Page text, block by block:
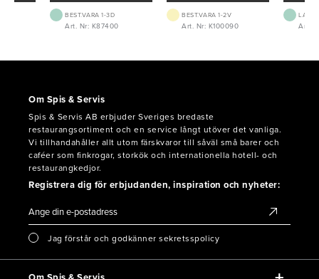
BEST.VARA 1-3D
Art. Nr: K87400
BEST.VARA 1-2V
Art. Nr: K100090 Art.
Om Spis & Servis
Spis & Servis AB erbjuder Sveriges bredaste
restaurangsortiment och en service långt utöver det vanliga.
Vi tillhandahåller allt utom färskvaror till såväl små barer och
caféer som finkrogar, storkök och internationella hotell- och
restaurangkedjor.
Registrera dig för erbjudanden, inspiration och nyheter:
Jag förstår och godkänner sekretsspolicy